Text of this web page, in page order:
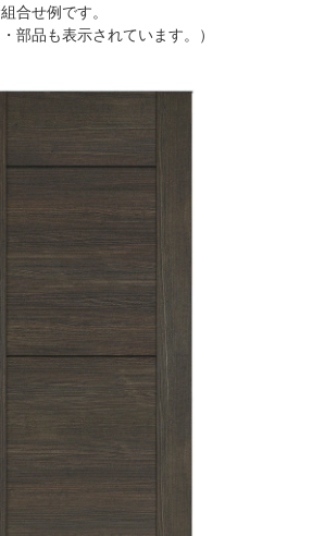
合せ例です。
部品も表示されています。）